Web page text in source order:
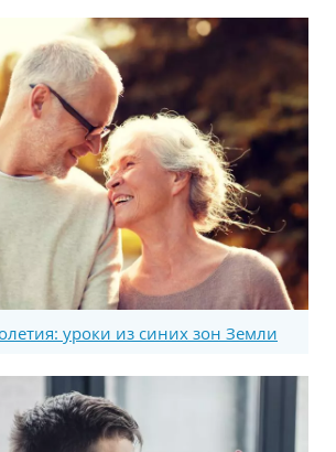
уроки из синих зон Земли